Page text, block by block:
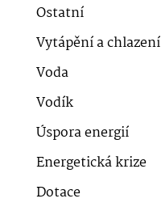
Ostatní
Vytápění a chlazení
Voda
Vodík
Úspora energií
Energetická krize
Dotace